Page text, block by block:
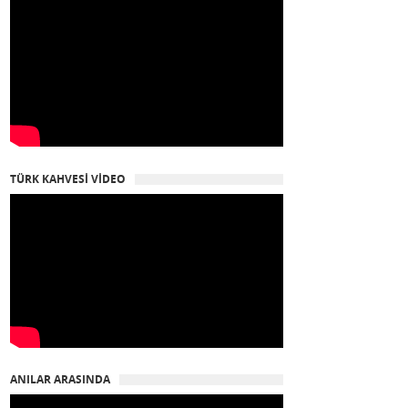
TÜRK KAHVESİ VİDEO
ANILAR ARASINDA